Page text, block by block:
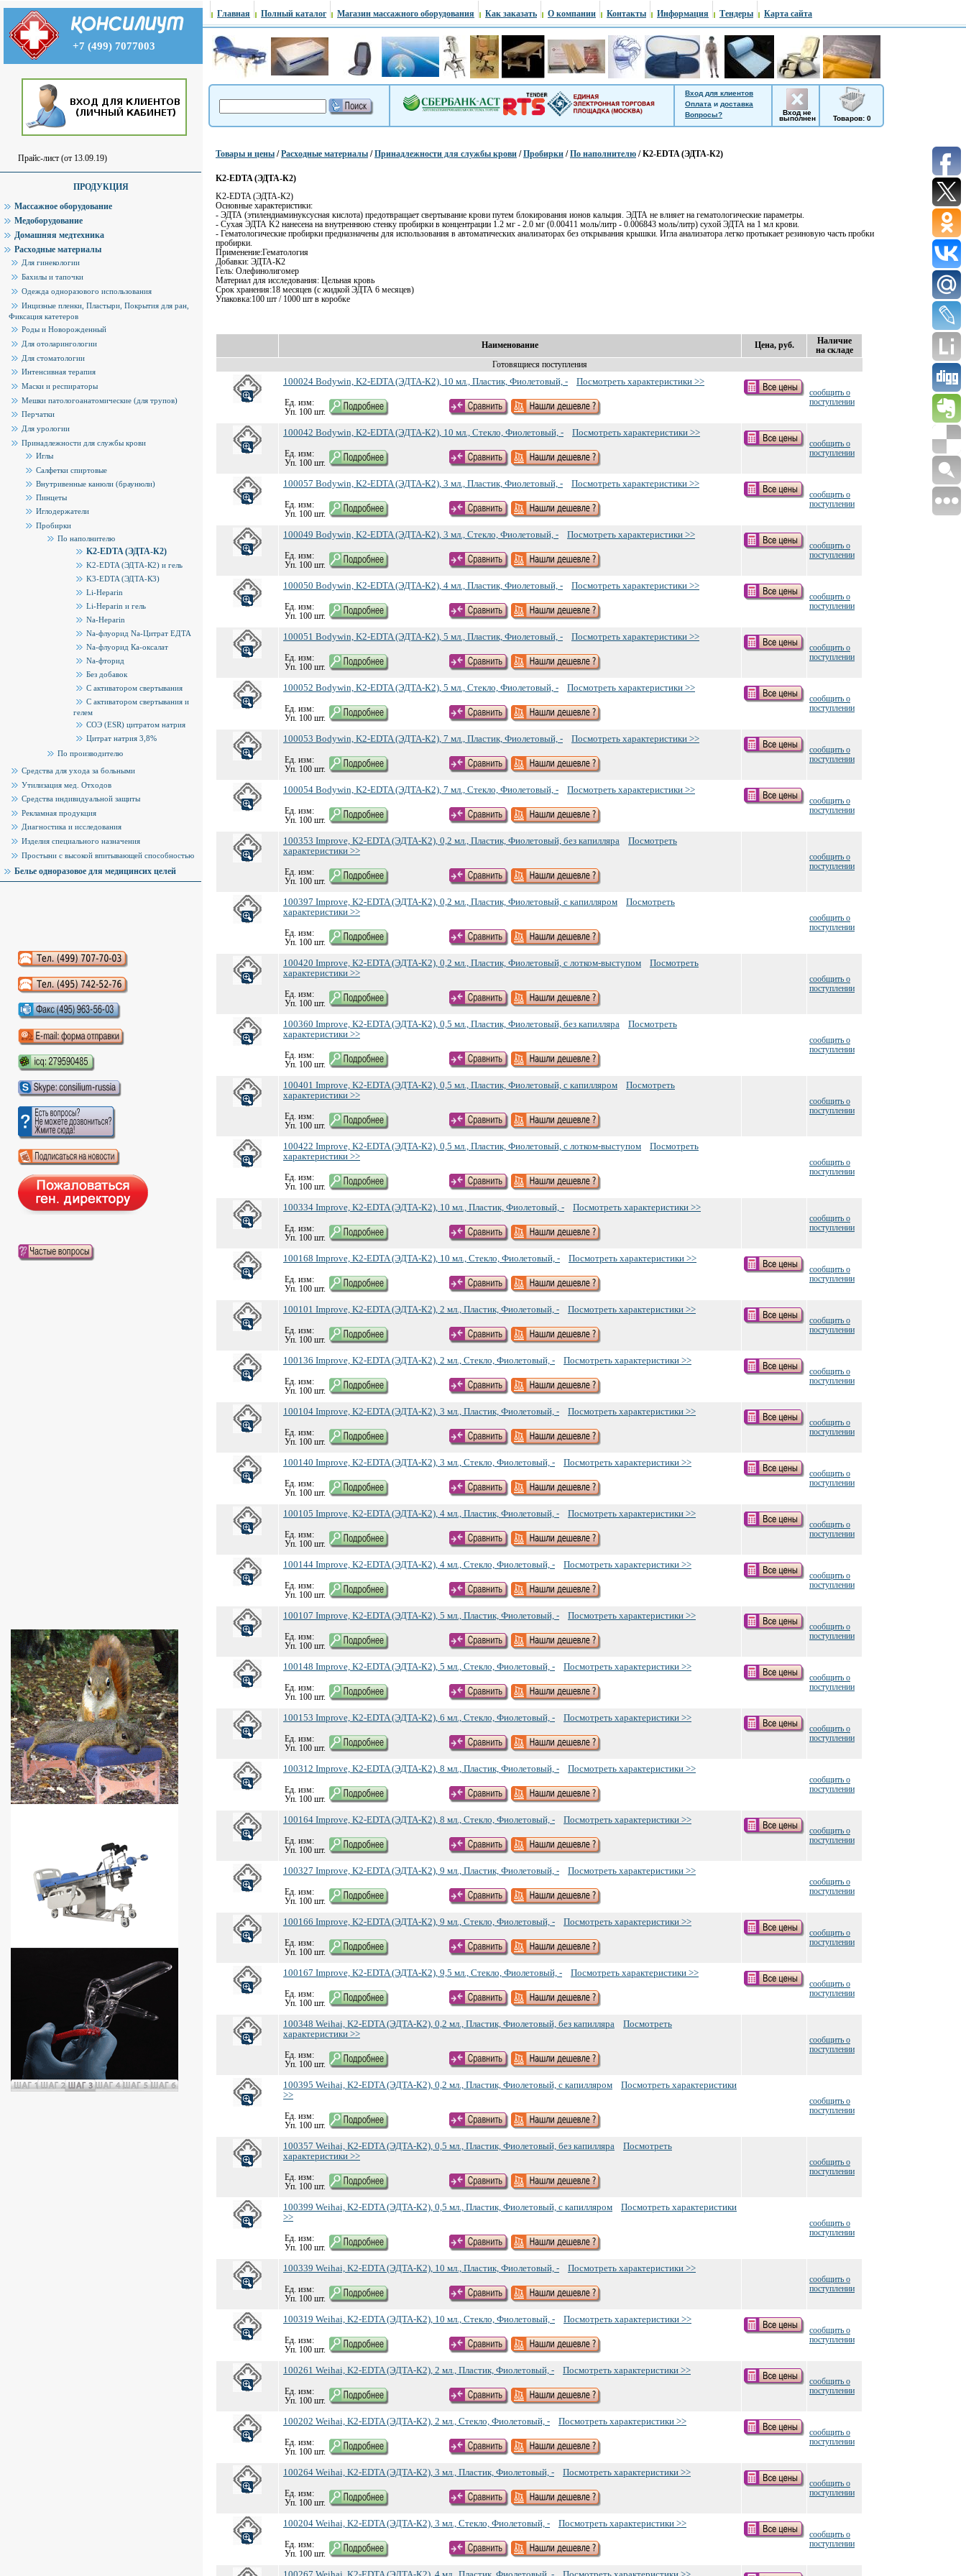
+7 (499) 7077003
Прайс-лист (от 13.09.19)
ПРОДУКЦИЯ
Массажное оборудование
Медоборудование
Домашняя медтехника
Расходные материалы
Для гинекологии
Бахилы и тапочки
Одежда одноразового использования
Инцизные пленки, Пластыри, Покрытия для ран,
Фиксация катетеров
Роды и Новорожденный
Для отоларингологии
Для стоматологии
Интенсивная терапия
Маски и респираторы
Мешки патологоанатомические (для трупов)
Перчатки
Для урологии
Принадлежности для службы крови
Иглы
Салфетки спиртовые
Внутривенные канюли (браунюли)
Пинцеты
Иглодержатели
Пробирки
По наполнителю
K2-EDTA (ЭДТА-К2)
K2-EDTA (ЭДТА-К2) и гель
K3-EDTA (ЭДТА-К3)
Li-Heparin
Li-Heparin и гель
Na-Heparin
Na-флуорид Na-Цитрат ЕДТА
Na-флуорид Ка-оксалат
Na-фторид
Без добавок
С активатором свертывания
С активатором свертывания и
гелем
СОЭ (ESR) цитратом натрия
Цитрат натрия 3,8%
По производителю
Средства для ухода за больными
Утилизация мед. Отходов
Средства индивидуальной защиты
Рекламная продукция
Диагностика и исследования
Изделия специального назначения
Простыни с высокой впитывающей способностью
Белье одноразовое для медицинсих целей
Аудиокниги слушать онлайн
Главная Полный каталог Магазин массажного оборудования Как заказать О компании Контакты Информация Тендеры Карта сайта
Товаров: 0
Вход не
выполнен
Вход для клиентов
Оплата и доставка
Вопросы?
Товары и цены /Расходные материалы /Принадлежности для службы крови /Пробирки /По наполнителю / K2-EDTA (ЭДТА-К2)
K2-EDTA (ЭДТА-К2)
K2-EDTA (ЭДТА-К2)
Основные характеристики:
- ЭДТА (этилендиаминуксусная кислота) предотвращает свертывание крови путем блокирования ионов кальция. ЭДТА не влияет на гематологические параметры.
- Сухая ЭДТА K2 нанесена на внутреннюю стенку пробирки в концентрации 1.2 мг - 2.0 мг (0.00411 моль/литр - 0.006843 моль/литр) сухой ЭДТА на 1 мл крови.
- Гематологические пробирки предназначены для использования в автоматических анализаторах без открывания крышки. Игла анализатора легко протыкает резиновую часть пробки
пробирки.
Применение:Гематология
Добавки: ЭДТА-К2
Гель: Олефинолигомер
Материал для исследования: Цельная кровь
Срок хранения:18 месяцев (с жидкой ЭДТА 6 месяцев)
Упаковка:100 шт / 1000 шт в коробке
Наименование Цена, руб.
Наличие
на складе
Готовящиеся поступления
100024 Bodywin, K2-EDTA (ЭДТА-К2), 10 мл., Пластик, Фиолетовый, - Посмотреть характеристики >>
Ед. изм:
Уп. 100 шт.
сообщить о
поступлении
100042 Bodywin, K2-EDTA (ЭДТА-К2), 10 мл., Стекло, Фиолетовый, - Посмотреть характеристики >>
Ед. изм:
Уп. 100 шт.
сообщить о
поступлении
100057 Bodywin, K2-EDTA (ЭДТА-К2), 3 мл., Пластик, Фиолетовый, - Посмотреть характеристики >>
Ед. изм:
Уп. 100 шт.
сообщить о
поступлении
100049 Bodywin, K2-EDTA (ЭДТА-К2), 3 мл., Стекло, Фиолетовый, - Посмотреть характеристики >>
Ед. изм:
Уп. 100 шт.
сообщить о
поступлении
100050 Bodywin, K2-EDTA (ЭДТА-К2), 4 мл., Пластик, Фиолетовый, - Посмотреть характеристики >>
Ед. изм:
Уп. 100 шт.
сообщить о
поступлении
100051 Bodywin, K2-EDTA (ЭДТА-К2), 5 мл., Пластик, Фиолетовый, - Посмотреть характеристики >>
Ед. изм:
Уп. 100 шт.
сообщить о
поступлении
100052 Bodywin, K2-EDTA (ЭДТА-К2), 5 мл., Стекло, Фиолетовый, - Посмотреть характеристики >>
Ед. изм:
Уп. 100 шт.
сообщить о
поступлении
100053 Bodywin, K2-EDTA (ЭДТА-К2), 7 мл., Пластик, Фиолетовый, - Посмотреть характеристики >>
Ед. изм:
Уп. 100 шт.
сообщить о
поступлении
100054 Bodywin, K2-EDTA (ЭДТА-К2), 7 мл., Стекло, Фиолетовый, - Посмотреть характеристики >>
Ед. изм:
Уп. 100 шт.
сообщить о
поступлении
100353 Improve, K2-EDTA (ЭДТА-К2), 0,2 мл., Пластик, Фиолетовый, без капилляра
Посмотреть
характеристики >>
Ед. изм:
Уп. 100 шт.
сообщить о
поступлении
100397 Improve, K2-EDTA (ЭДТА-К2), 0,2 мл., Пластик, Фиолетовый, с капилляром
Посмотреть
характеристики >>
Ед. изм:
Уп. 100 шт.
сообщить о
поступлении
100420 Improve, K2-EDTA (ЭДТА-К2), 0,2 мл., Пластик, Фиолетовый, с лотком-выступом
Посмотреть
характеристики >>
Ед. изм:
Уп. 100 шт.
сообщить о
поступлении
100360 Improve, K2-EDTA (ЭДТА-К2), 0,5 мл., Пластик, Фиолетовый, без капилляра
Посмотреть
характеристики >>
Ед. изм:
Уп. 100 шт.
сообщить о
поступлении
100401 Improve, K2-EDTA (ЭДТА-К2), 0,5 мл., Пластик, Фиолетовый, с капилляром
Посмотреть
характеристики >>
Ед. изм:
Уп. 100 шт.
сообщить о
поступлении
100422 Improve, K2-EDTA (ЭДТА-К2), 0,5 мл., Пластик, Фиолетовый, с лотком-выступом
Посмотреть
характеристики >>
Ед. изм:
Уп. 100 шт.
сообщить о
поступлении
100334 Improve, K2-EDTA (ЭДТА-К2), 10 мл., Пластик, Фиолетовый, - Посмотреть характеристики >>
Ед. изм:
Уп. 100 шт.
сообщить о
поступлении
100168 Improve, K2-EDTA (ЭДТА-К2), 10 мл., Стекло, Фиолетовый, - Посмотреть характеристики >>
Ед. изм:
Уп. 100 шт.
сообщить о
поступлении
100101 Improve, K2-EDTA (ЭДТА-К2), 2 мл., Пластик, Фиолетовый, - Посмотреть характеристики >>
Ед. изм:
Уп. 100 шт.
сообщить о
поступлении
100136 Improve, K2-EDTA (ЭДТА-К2), 2 мл., Стекло, Фиолетовый, - Посмотреть характеристики >>
Ед. изм:
Уп. 100 шт.
сообщить о
поступлении
100104 Improve, K2-EDTA (ЭДТА-К2), 3 мл., Пластик, Фиолетовый, - Посмотреть характеристики >>
Ед. изм:
Уп. 100 шт.
сообщить о
поступлении
100140 Improve, K2-EDTA (ЭДТА-К2), 3 мл., Стекло, Фиолетовый, - Посмотреть характеристики >>
Ед. изм:
Уп. 100 шт.
сообщить о
поступлении
100105 Improve, K2-EDTA (ЭДТА-К2), 4 мл., Пластик, Фиолетовый, - Посмотреть характеристики >>
Ед. изм:
Уп. 100 шт.
сообщить о
поступлении
100144 Improve, K2-EDTA (ЭДТА-К2), 4 мл., Стекло, Фиолетовый, - Посмотреть характеристики >>
Ед. изм:
Уп. 100 шт.
сообщить о
поступлении
100107 Improve, K2-EDTA (ЭДТА-К2), 5 мл., Пластик, Фиолетовый, - Посмотреть характеристики >>
Ед. изм:
Уп. 100 шт.
сообщить о
поступлении
100148 Improve, K2-EDTA (ЭДТА-К2), 5 мл., Стекло, Фиолетовый, - Посмотреть характеристики >>
Ед. изм:
Уп. 100 шт.
сообщить о
поступлении
100153 Improve, K2-EDTA (ЭДТА-К2), 6 мл., Стекло, Фиолетовый, - Посмотреть характеристики >>
Ед. изм:
Уп. 100 шт.
сообщить о
поступлении
100312 Improve, K2-EDTA (ЭДТА-К2), 8 мл., Пластик, Фиолетовый, - Посмотреть характеристики >>
Ед. изм:
Уп. 100 шт.
сообщить о
поступлении
100164 Improve, K2-EDTA (ЭДТА-К2), 8 мл., Стекло, Фиолетовый, - Посмотреть характеристики >>
Ед. изм:
Уп. 100 шт.
сообщить о
поступлении
100327 Improve, K2-EDTA (ЭДТА-К2), 9 мл., Пластик, Фиолетовый, - Посмотреть характеристики >>
Ед. изм:
Уп. 100 шт.
сообщить о
поступлении
100166 Improve, K2-EDTA (ЭДТА-К2), 9 мл., Стекло, Фиолетовый, - Посмотреть характеристики >>
Ед. изм:
Уп. 100 шт.
сообщить о
поступлении
100167 Improve, K2-EDTA (ЭДТА-К2), 9,5 мл., Стекло, Фиолетовый, - Посмотреть характеристики >>
Ед. изм:
Уп. 100 шт.
сообщить о
поступлении
100348 Weihai, K2-EDTA (ЭДТА-К2), 0,2 мл., Пластик, Фиолетовый, без капилляра
Посмотреть
характеристики >>
Ед. изм:
Уп. 100 шт.
сообщить о
поступлении
100395 Weihai, K2-EDTA (ЭДТА-К2), 0,2 мл., Пластик, Фиолетовый, с капилляром
Посмотреть характеристики
>>
Ед. изм:
Уп. 100 шт.
сообщить о
поступлении
100357 Weihai, K2-EDTA (ЭДТА-К2), 0,5 мл., Пластик, Фиолетовый, без капилляра
Посмотреть
характеристики >>
Ед. изм:
Уп. 100 шт.
сообщить о
поступлении
100399 Weihai, K2-EDTA (ЭДТА-К2), 0,5 мл., Пластик, Фиолетовый, с капилляром
Посмотреть характеристики
>>
Ед. изм:
Уп. 100 шт.
сообщить о
поступлении
100339 Weihai, K2-EDTA (ЭДТА-К2), 10 мл., Пластик, Фиолетовый, - Посмотреть характеристики >>
Ед. изм:
Уп. 100 шт.
сообщить о
поступлении
100319 Weihai, K2-EDTA (ЭДТА-К2), 10 мл., Стекло, Фиолетовый, - Посмотреть характеристики >>
Ед. изм:
Уп. 100 шт.
сообщить о
поступлении
100261 Weihai, K2-EDTA (ЭДТА-К2), 2 мл., Пластик, Фиолетовый, - Посмотреть характеристики >>
Ед. изм:
Уп. 100 шт.
сообщить о
поступлении
100202 Weihai, K2-EDTA (ЭДТА-К2), 2 мл., Стекло, Фиолетовый, - Посмотреть характеристики >>
Ед. изм:
Уп. 100 шт.
сообщить о
поступлении
100264 Weihai, K2-EDTA (ЭДТА-К2), 3 мл., Пластик, Фиолетовый, - Посмотреть характеристики >>
Ед. изм:
Уп. 100 шт.
сообщить о
поступлении
100204 Weihai, K2-EDTA (ЭДТА-К2), 3 мл., Стекло, Фиолетовый, - Посмотреть характеристики >>
Ед. изм:
Уп. 100 шт.
сообщить о
поступлении